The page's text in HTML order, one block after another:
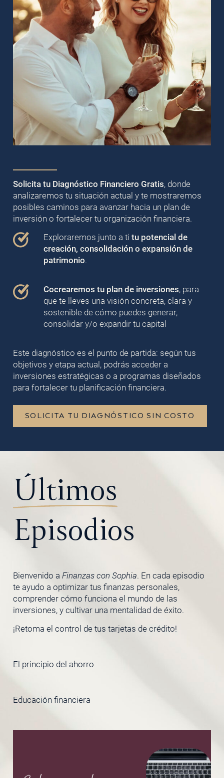
Solicita tu Diagnóstico Financiero Gratis, donde
analizaremos tu situación actual y te mostraremos
posibles caminos para avanzar hacia un plan de
inversión o fortalecer tu organización financiera.
Exploraremos junto a ti tu potencial de
creación, consolidación o expansión de
patrimonio.
Cocrearemos tu plan de inversiones, para
que te lleves una visión concreta, clara y
sostenible de cómo puedes generar,
consolidar y/o expandir tu capital
Este diagnóstico es el punto de partida: según tus
objetivos y etapa actual, podrás acceder a
inversiones estratégicas o a programas diseñados
para fortalecer tu planificación financiera.
SOLICITA TU DIAGNÓSTICO SIN COSTO
Últimos
Episodios
Bienvenido a Finanzas con Sophia. En cada episodio
te ayudo a optimizar tus finanzas personales,
comprender cómo funciona el mundo de las
inversiones, y cultivar una mentalidad de éxito.
¡Retoma el control de tus tarjetas de crédito!
El principio del ahorro
Educación financiera